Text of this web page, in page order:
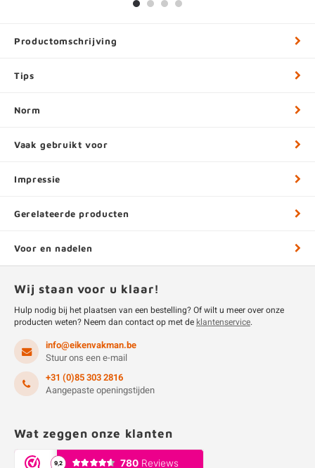
Productomschrijving
Tips
Norm
Vaak gebruikt voor
Impressie
Gerelateerde producten
Voor en nadelen
Wij staan voor u klaar!
Hulp nodig bij het plaatsen van een bestelling? Of wilt u meer over onze
producten weten? Neem dan contact op met deklantenservice.
info@eikenvakman.be
Stuur ons een e-mail
+31 (0)85 303 2816
Aangepaste openingstijden
Wat zeggen onze klanten